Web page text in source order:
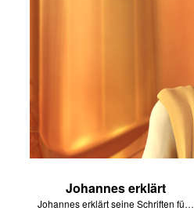
Johannes erklärt
Johannes erklärt seine Schriften für das Buch der Offenbarung.